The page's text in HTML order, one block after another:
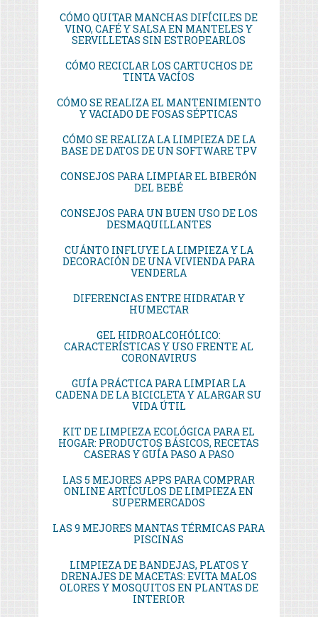
CÓMO QUITAR MANCHAS DIFÍCILES DE
VINO, CAFÉ Y SALSA EN MANTELES Y
SERVILLETAS SIN ESTROPEARLOS
CÓMO RECICLAR LOS CARTUCHOS DE
TINTA VACÍOS
CÓMO SE REALIZA EL MANTENIMIENTO
Y VACIADO DE FOSAS SÉPTICAS
CÓMO SE REALIZA LA LIMPIEZA DE LA
BASE DE DATOS DE UN SOFTWARE TPV
CONSEJOS PARA LIMPIAR EL BIBERÓN
DEL BEBÉ
CONSEJOS PARA UN BUEN USO DE LOS
DESMAQUILLANTES
CUÁNTO INFLUYE LA LIMPIEZA Y LA
DECORACIÓN DE UNA VIVIENDA PARA
VENDERLA
DIFERENCIAS ENTRE HIDRATAR Y
HUMECTAR
GEL HIDROALCOHÓLICO:
CARACTERÍSTICAS Y USO FRENTE AL
CORONAVIRUS
GUÍA PRÁCTICA PARA LIMPIAR LA
CADENA DE LA BICICLETA Y ALARGAR SU
VIDA ÚTIL
KIT DE LIMPIEZA ECOLÓGICA PARA EL
HOGAR: PRODUCTOS BÁSICOS, RECETAS
CASERAS Y GUÍA PASO A PASO
LAS 5 MEJORES APPS PARA COMPRAR
ONLINE ARTÍCULOS DE LIMPIEZA EN
SUPERMERCADOS
LAS 9 MEJORES MANTAS TÉRMICAS PARA
PISCINAS
LIMPIEZA DE BANDEJAS, PLATOS Y
DRENAJES DE MACETAS: EVITA MALOS
OLORES Y MOSQUITOS EN PLANTAS DE
INTERIOR